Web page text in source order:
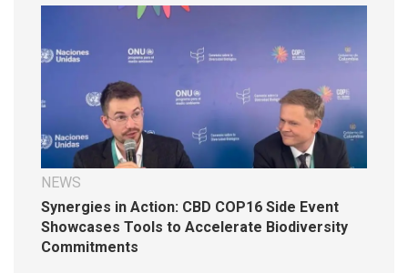
NEWS
Synergies in Action: CBD COP16 Side Event
Showcases Tools to Accelerate Biodiversity
Commitments